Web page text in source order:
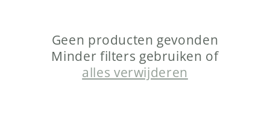
Geen producten gevonden
Minder filters gebruiken of
alles verwijderen